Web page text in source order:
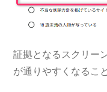
証拠となるスクリー
が通りやすくなるこ